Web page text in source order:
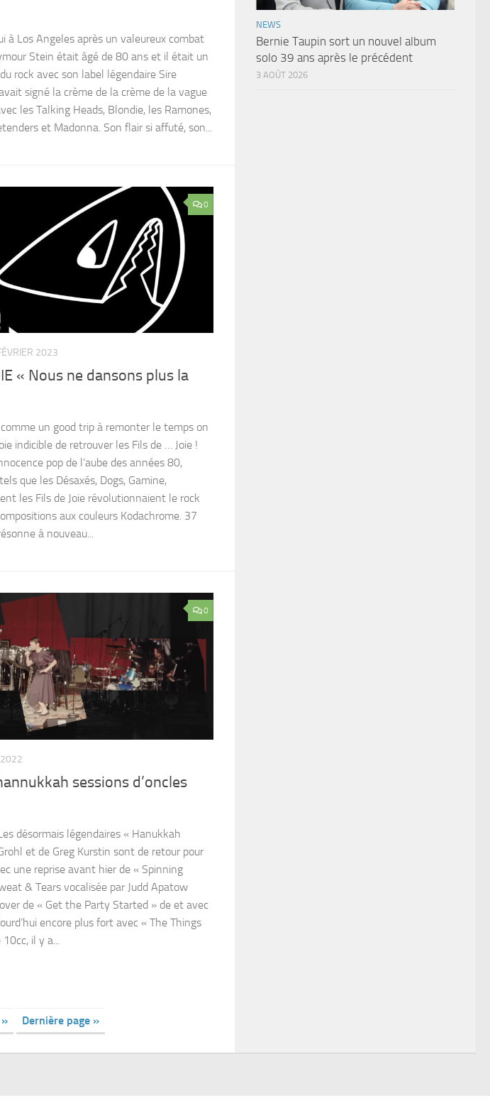
à Los Angeles après un valeureux combat
Stein était âgé de 80 ans et il était un
rock avec son label légendaire Sire
signé la crème de la crème de la vague
les Talking Heads, Blondie, les Ramones,
et Madonna. Son flair si affuté, son...
0
2023
« Nous ne dansons plus la
un good trip à remonter le temps on
indicible de retrouver les Fils de … Joie !
pop de l’aube des années 80,
que les Désaxés, Dogs, Gamine,
les Fils de Joie révolutionnaient le rock
aux couleurs Kodachrome. 37
à nouveau...
0
sessions d’oncles
désormais légendaires « Hanukkah
et de Greg Kurstin sont de retour pour
une reprise avant hier de « Spinning
& Tears vocalisée par Judd Apatow
de « Get the Party Started » de et avec
encore plus fort avec « The Things
il y a...
» Dernière page »
NEWS
Bernie Taupin sort un nouvel album
solo 39 ans après le précédent
3 AOÛT 2026